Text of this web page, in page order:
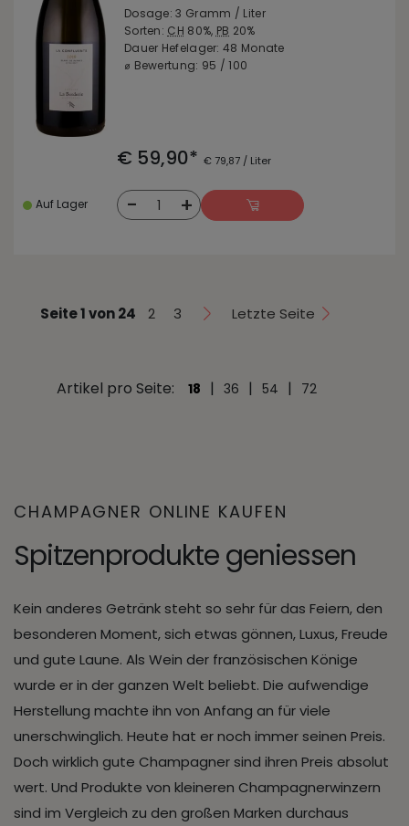
Dosage: 3 Gramm / Liter
Sorten: CH 80%, PB 20%
Dauer Hefelager: 48 Monate
⌀ Bewertung: 95 / 100
€ 59,90* € 79,87 / Liter
Auf Lager - 1 +
Seite 1 von 24 2 3 Letzte Seite
Artikel pro Seite: 18 | 36 | 54 | 72
CHAMPAGNER ONLINE KAUFEN
Spitzenprodukte geniessen
Kein anderes Getränk steht so sehr für das Feiern, den
besonderen Moment, sich etwas gönnen, Luxus, Freude
und gute Laune. Als Wein der französischen Könige
wurde er in der ganzen Welt beliebt. Die aufwendige
Herstellung machte ihn von Anfang an für viele
unerschwinglich. Heute hat er noch immer seinen Preis.
Doch wirklich gute Champagner sind ihren Preis absolut
wert. Und Produkte von kleineren Champagnerwinzern
sind im Vergleich zu den großen Marken durchaus